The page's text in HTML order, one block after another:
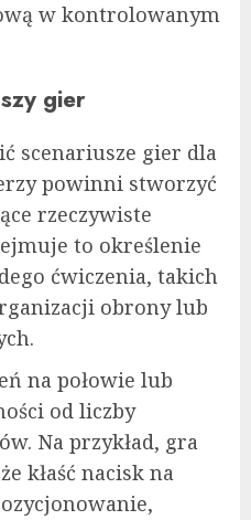
w kontrolowanym
gier
scenariusze gier dla
powinni stworzyć
rzeczywiste
to określenie
ćwiczenia, takich
obrony lub
na połowie lub
od liczby
Na przykład, gra
kłaść nacisk na